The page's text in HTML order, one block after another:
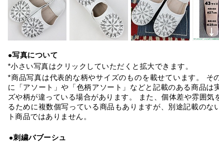
●写真について
*小さい写真はクリックしていただくと拡大できます。
*商品写真は代表的な柄やサイズのものを載せています。 そ
に「アソート」や「色柄アソート」などと記載のある商品は
ズや柄が違っている場合があります。 また、個体差や雰囲気
るために複数個写っている商品もありますが、別途記載のな
ト商品ではありません。
●刺繍バブーシュ